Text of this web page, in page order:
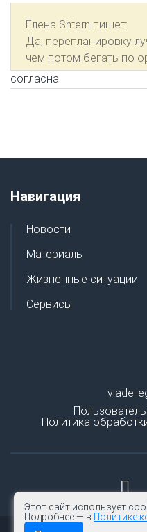
Елена Shtern пишет:
Да, перепланировку
чем потом бегать по
cогласна
Навигация
Новости
Материалы
Жизненные ситуации
Сервисы
Политика
Этот сайт использует
Подробнее — в Политике